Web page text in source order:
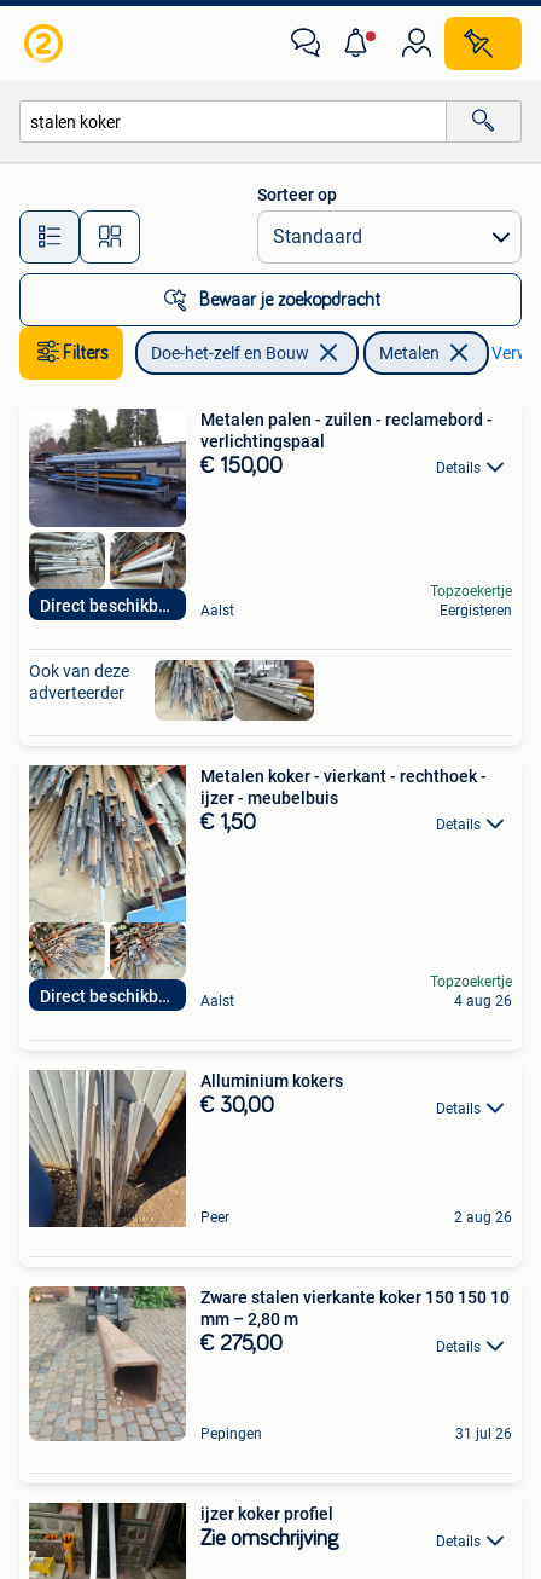
Alle afstanden…
Sorteer op
Bewaar je zoekopdracht
Filters Doe-het-zelf en Bouw Metalen
Direct beschikbaar
Metalen palen - zuilen - reclamebord -
verlichtingspaal
€ 150,00 Details
Aalst
Topzoekertje
Eergisteren
Ook van deze
adverteerder
Direct beschikbaar
Metalen koker - vierkant - rechthoek -
ijzer - meubelbuis
€ 1,50 Details
Aalst
Topzoekertje
4 aug 26
Alluminium kokers
€ 30,00 Details
Peer 2 aug 26
Zware stalen vierkante koker 150 150 10
mm – 2,80 m
€ 275,00 Details
Pepingen 31 jul 26
ijzer koker profiel
Zie omschrijving Details